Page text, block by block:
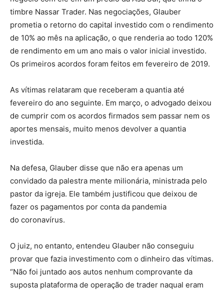
timbre Nassar Trader. Nas negociações, Glauber
prometia o retorno do capital investido com o rendimento
de 10% ao mês na aplicação, o que renderia ao todo 120%
de rendimento em um ano mais o valor inicial investido.
Os primeiros acordos foram feitos em fevereiro de 2019.
As vítimas relataram que receberam a quantia até
fevereiro do ano seguinte. Em março, o advogado deixou
de cumprir com os acordos firmados sem passar nem os
aportes mensais, muito menos devolver a quantia
investida.
Na defesa, Glauber disse que não era apenas um
convidado da palestra mente milionária, ministrada pelo
pastor da igreja. Ele também justificou que deixou de
fazer os pagamentos por conta da pandemia
do coronavírus.
O juiz, no entanto, entendeu Glauber não conseguiu
provar que fazia investimento com o dinheiro das vítimas.
“Não foi juntado aos autos nenhum comprovante da
suposta plataforma de operação de trader naqual eram